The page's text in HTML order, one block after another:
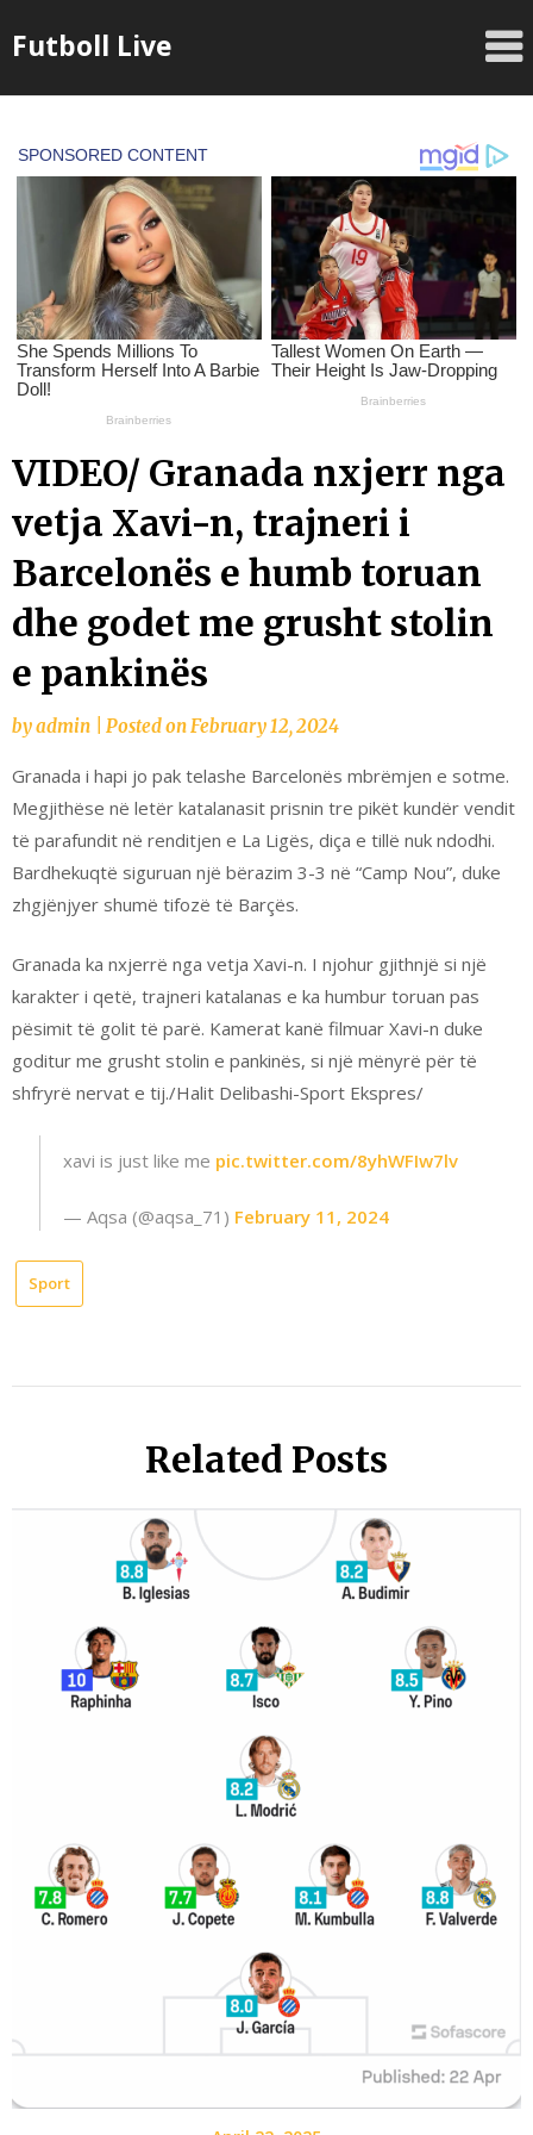
toFutboll Live
VIDEO/ Granada nxjerr nga
vetja Xavi-n, trajneri i
Barcelonës e humb toruan
dhe godet me grusht stolin
e pankinës
byadmin Posted onFebruary 12, 2024
Granada i hapi jo pak telashe Barcelonës mbrëmjen e sotme.
Megjithëse në letër katalanasit prisnin tre pikët kundër vendit
të parafundit në renditjen e La Ligës, diça e tillë nuk ndodhi.
Bardhekuqtë siguruan një bërazim 3-3 në “Camp Nou”, duke
zhgjënjyer shumë tifozë të Barçës.
Granada ka nxjerrë nga vetja Xavi-n. I njohur gjithnjë si një
karakter i qetë, trajneri katalanas e ka humbur toruan pas
pësimit të golit të parë. Kamerat kanë filmuar Xavi-n duke
goditur me grusht stolin e pankinës, si një mënyrë për të
shfryrë nervat e tij./Halit Delibashi-Sport Ekspres/
xavi is just like me pic.twitter.com/8yhWFIw7lv
— Aqsa (@aqsa_71) February 11, 2024
Sport
Related Posts